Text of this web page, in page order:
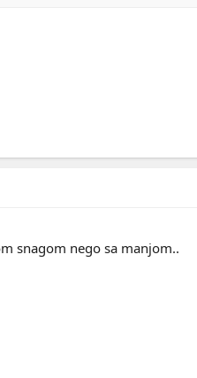
snagom nego sa manjom..